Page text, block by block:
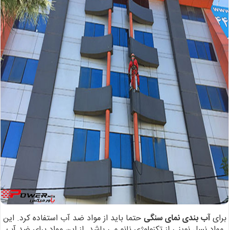
برایآب بندی نمای سنگی حتما باید از مواد ضد آب استفاده کرد. این